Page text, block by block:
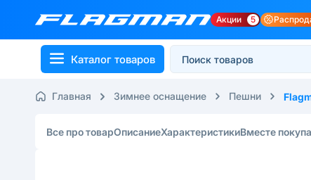
Акции 5
Каталог товаров
Главная Зимнее оснащение Пешни
Все про товарОписаниеХарактеристикиВместе